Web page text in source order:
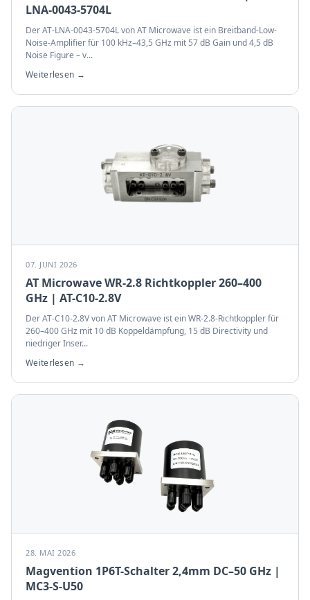
LNA-0043-5704L
Der AT-LNA-0043-5704L von AT Microwave ist ein Breitband-Low-
Noise-Amplifier für 100 kHz–43,5 GHz mit 57 dB Gain und 4,5 dB
Noise Figure – v...
Weiterlesen →
07. JUNI 2026
AT Microwave WR-2.8 Richtkoppler 260–400
GHz | AT-C10-2.8V
Der AT-C10-2.8V von AT Microwave ist ein WR-2.8-Richtkoppler für
260–400 GHz mit 10 dB Koppeldämpfung, 15 dB Directivity und
niedriger Inser...
Weiterlesen →
28. MAI 2026
Magvention 1P6T-Schalter 2,4mm DC–50 GHz |
MC3-S-U50